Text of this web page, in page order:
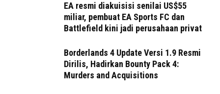
EA resmi diakuisisi senilai US$55
miliar, pembuat EA Sports FC dan
Battlefield kini jadi perusahaan privat
Borderlands 4 Update Versi 1.9 Resmi
Dirilis, Hadirkan Bounty Pack 4:
Murders and Acquisitions